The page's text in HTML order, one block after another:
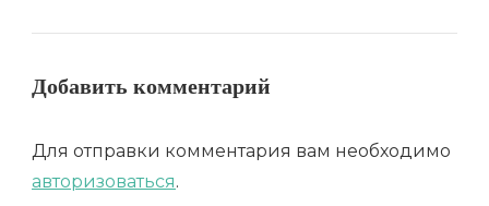
Добавить комментарий
Для отправки комментария вам необходимо
авторизоваться.